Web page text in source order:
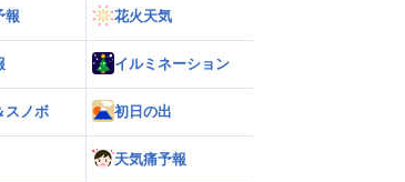
報 花火天気
イルミネーション
スノボ 初日の出
天気痛予報